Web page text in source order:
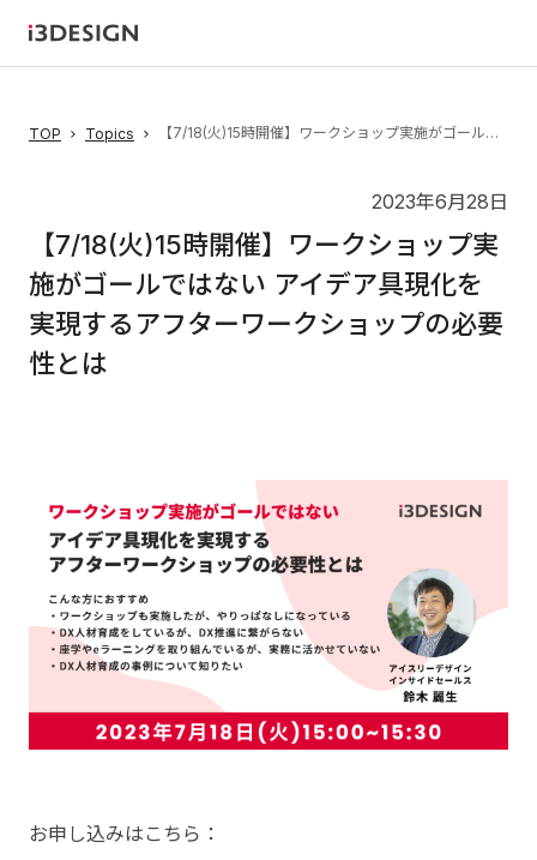
TOP Topics 【7/18(火)15時開催】ワークショップ実施がゴールではない アイデア具現化を実現するアフターワークショップの必要性とは
2023年6月28日
【7/18(火)15時開催】ワークショップ実
施がゴールではない アイデア具現化を
実現するアフターワークショップの必要
性とは
お申し込みはこちら：